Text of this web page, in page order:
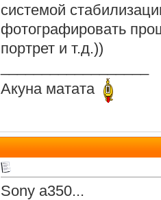
системой
фотографировать
портрет и т.д.))
Акуна матата
Sony a350...